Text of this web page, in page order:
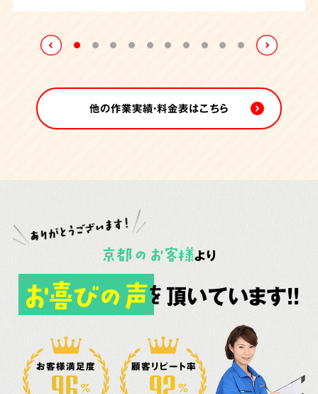
こない無事に業務は完了致しました。
他の作業実績・料金表はこちら
京都 の お客様より
お喜びの声を 頂いています!!
お客様満足度 顧客リピート率